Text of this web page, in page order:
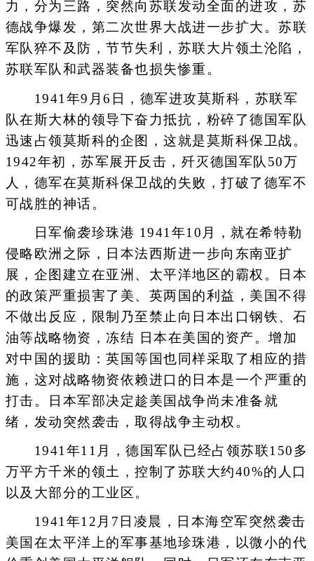
力，分为三路，突然向苏联发动全面的进攻，苏
德战争爆发，第二次世界大战进一步扩大。苏联
军队猝不及防，节节失利，苏联大片领土沦陷，
苏联军队和武器装备也损失惨重。
1941年9月6日，德军进攻莫斯科，苏联军
队在斯大林的领导下奋力抵抗，粉碎了德国军队
迅速占领莫斯科的企图，这就是莫斯科保卫战。
1942年初，苏军展开反击，歼灭德国军队50万
人，德军在莫斯科保卫战的失败，打破了德军不
可战胜的神话。
日军偷袭珍珠港 1941年10月，就在希特勒
侵略欧洲之际，日本法西斯进一步向东南亚扩
展，企图建立在亚洲、太平洋地区的霸权。日本
的政策严重损害了美、英两国的利益，美国不得
不做出反应，限制乃至禁止向日本出口钢铁、石
油等战略物资，冻结 日本在美国的资产。增加
对中国的援助：英国等国也同样采取了相应的措
施，这对战略物资依赖进口的日本是一个严重的
打击。日本军部决定趁美国战争尚未准备就
绪，发动突然袭击，取得战争主动权。
1941年11月，德国军队已经占领苏联150多
万平方千米的领土，控制了苏联大约40%的人口
以及大部分的工业区。
1941年12月7日凌晨，日本海空军突然袭击
美国在太平洋上的军事基地珍珠港，以微小的代